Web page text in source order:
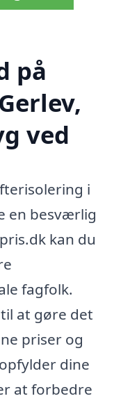
på
ved
i
en besværlig
kan du
fagfolk.
at gøre det
priser og
dine
at forbedre